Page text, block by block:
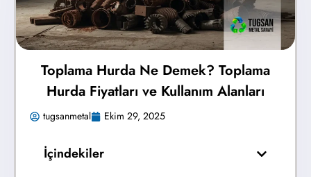
Toplama Hurda Ne Demek? Toplama
Hurda Fiyatları ve Kullanım Alanları
tugsanmetal Ekim 29, 2025
İçindekiler